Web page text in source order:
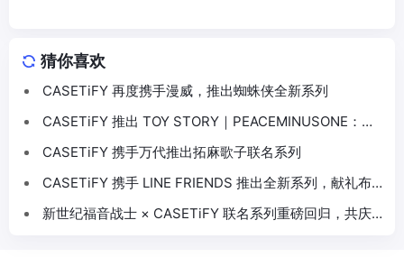
猜你喜欢
CASETiFY 再度携手漫威，推出蜘蛛侠全新系列
CASETiFY 推出 TOY STORY｜PEACEMINUSONE：
THE FIRST FAN 联名系列
CASETiFY 携手万代推出拓麻歌子联名系列
CASETiFY 携手 LINE FRIENDS 推出全新系列，献礼布
朗熊15周年
新世纪福音战士 × CASETiFY 联名系列重磅回归，共庆